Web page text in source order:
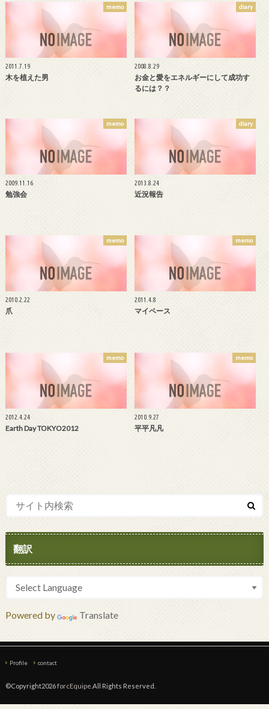
memo
2011.7.19
木を植えた男
diary
2008.8.29
お金と愛をエネルギーにして成功す
るには？？
memo
2009.11.16
勉強会
diary
2013.8.24
近況報告
memo
2010.2.22
爪
memo
2011.4.8
マイペース
memo
2012.4.24
Earth Day TOKYO2012
memo
2010.9.27
平平凡凡
翻訳
Powered by Translate
Profile contact
©Copyright2026forcEquipe .All Rights Reserved.